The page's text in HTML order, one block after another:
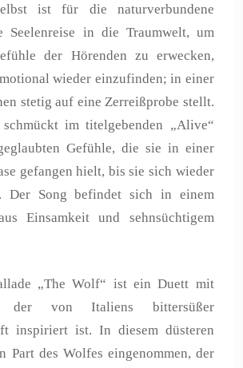
ist für die naturverbundene
Seelenreise in die Traumwelt, um
der Hörenden zu erwecken,
wieder einzufinden; in einer
stetig auf eine Zerreißprobe stellt.
im titelgebenden „Alive“
Gefühle, die sie in einer
gefangen hielt, bis sie sich wieder
Der Song befindet sich in einem
Einsamkeit und sehnsüchtigem
„The Wolf“ ist ein Duett mit
der von Italiens bittersüßer
inspiriert ist. In diesem düsteren
Part des Wolfes eingenommen, der